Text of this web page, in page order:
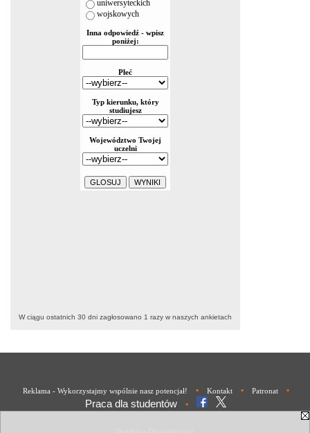
W ciągu ostatnich 30 dni zagłosowano 1 razy w naszych ankietach
Reklama - Wykorzystajmy wspólnie nasz potencjał! • Kontakt • Patronat •
Praca dla studentów •